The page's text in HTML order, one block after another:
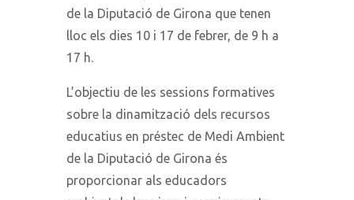
de la Diputació de Girona que tenen
lloc els dies 10 i 17 de febrer, de 9 h a
17 h.
L’objectiu de les sessions formatives
sobre la dinamització dels recursos
educatius en préstec de Medi Ambient
de la Diputació de Girona és
proporcionar als educadors